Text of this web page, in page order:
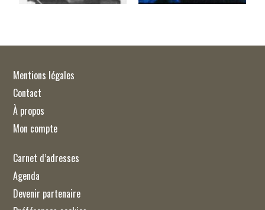
Mentions légales
Contact
À propos
Mon compte
Carnet d’adresses
Agenda
Devenir partenaire